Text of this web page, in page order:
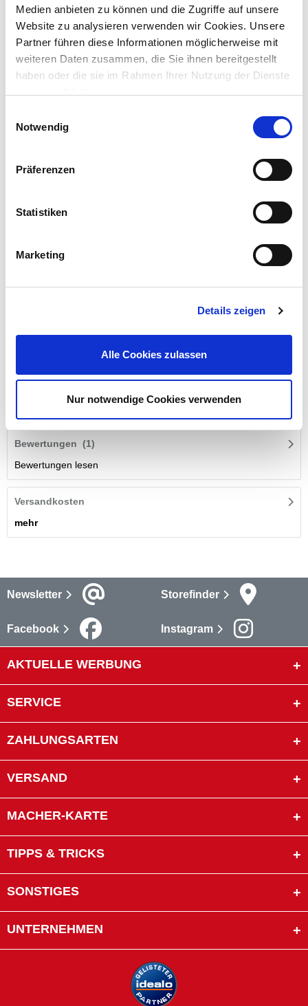
Medien anbieten zu können und die Zugriffe auf unsere
Website zu analysieren verwenden wir Cookies. Unsere
Partner führen diese Informationen möglicherweise mit
weiteren Daten zusammen, die Sie ihnen bereitgestellt
haben oder die sie im Rahmen Ihrer Nutzung der Dienste
Notwendig
Präferenzen
Statistiken
Marketing
Details zeigen
Alle Cookies zulassen
Nur notwendige Cookies verwenden
Merken
ZUBEHÖR UND PASSENDE ARTIKEL:
Das Pumpenanschlussstutzen-Set von Güde® dient als
Schmutzwassertauchpumpe GS4000 (Artikelnr. 180020253).
Bewertungen (1)
Bewertungen lesen
Versandkosten
mehr
Newsletter Storefinder
Facebook Instagram
AKTUELLE WERBUNG
SERVICE
ZAHLUNGSARTEN
VERSAND
MACHER-KARTE
TIPPS & TRICKS
SONSTIGES
UNTERNEHMEN